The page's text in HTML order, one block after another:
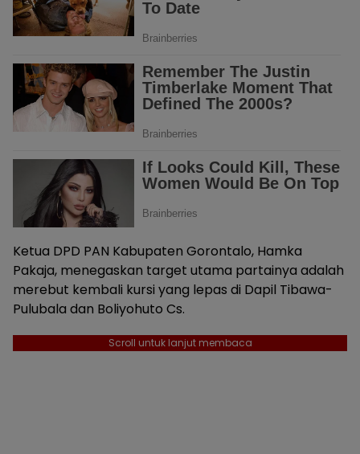
Ketua DPD PAN Kabupaten Gorontalo, Hamka
Pakaja, menegaskan target utama partainya adalah
merebut kembali kursi yang lepas di Dapil Tibawa-
Pulubala dan Boliyohuto Cs.
Scroll untuk lanjut membaca